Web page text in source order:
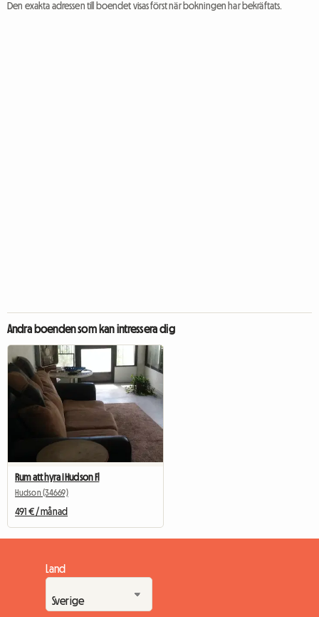
Den exakta adressen till boendet visas först när bokningen har bekräftats.
Andra boenden som kan intressera dig
Rum att hyra i Hudson Fl
Hudson (34669)
491 € / månad
Land